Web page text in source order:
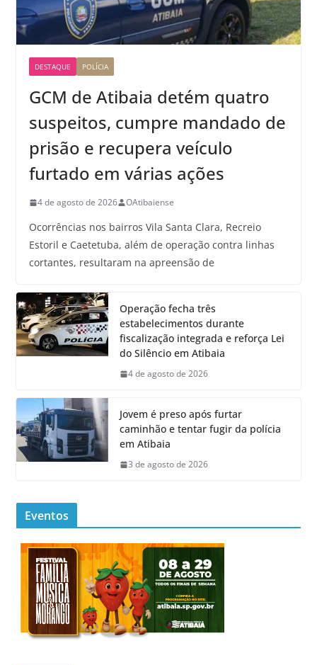
DESTAQUE POLÍCIA
GCM de Atibaia detém quatro
suspeitos, cumpre mandado de
prisão e recupera veículo
furtado em várias ações
4 de agosto de 2026 OAtibaiense
Ocorrências nos bairros Vila Santa Clara, Recreio
Estoril e Caetetuba, além de operação contra linhas
cortantes, resultaram na apreensão de
Operação fecha três
estabelecimentos durante
fiscalização integrada e reforça Lei
do Silêncio em Atibaia
4 de agosto de 2026
Jovem é preso após furtar
caminhão e tentar fugir da polícia
em Atibaia
3 de agosto de 2026
Eventos